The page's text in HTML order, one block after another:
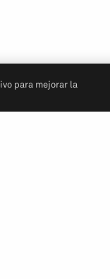
para mejorar la